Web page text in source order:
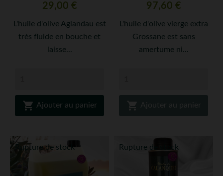
Prix
29,00 €
L'huile d'olive Aglandau est
très fluide en bouche et
laisse...
 Ajouter au panier
Prix
97,60 €
L'huile d'olive vierge extra
Grossane est sans
amertume ni...
 Ajouter au panier
Rupture de stock Rupture de stock